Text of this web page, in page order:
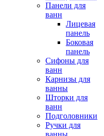
Панели для
ванн
Лицевая
панель
Боковая
панель
Сифоны для
ванн
Карнизы для
ванны
Шторки для
ванн
Подголовники
Ручки для
ванны